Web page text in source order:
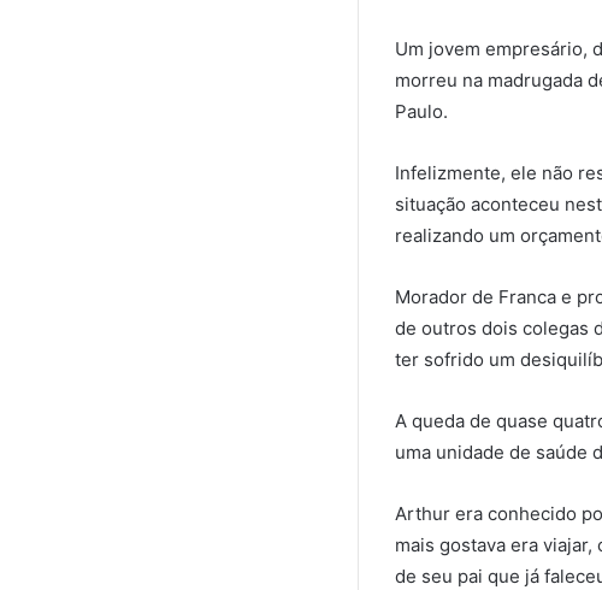
Um jovem empresário,
morreu na madrugada
Paulo.
Infelizmente, ele não
situação aconteceu
realizando um
Morador de Franca e
de outros dois colegas
ter sofrido um
A queda de quase
uma unidade de saúde
Arthur era conhecido
mais gostava era
de seu pai que já